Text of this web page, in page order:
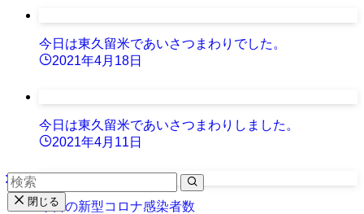
今日は東久留米であいさつまわりでした。
2021年4月18日
今日は東久留米であいさつまわりしました。
2021年4月11日
今日の新型コロナ感染者数
閉じる